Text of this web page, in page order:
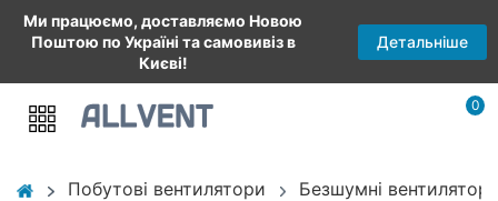
Ми працюємо, доставляємо Новою
Поштою по Україні та самовивіз в
Києві!
Детальніше
0
Побутові вентилятори Безшумні